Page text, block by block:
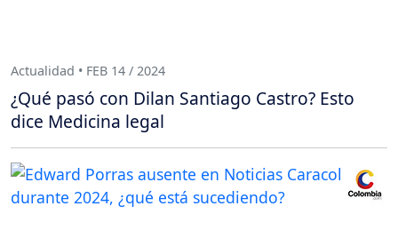
Actualidad • FEB 14 / 2024
¿Qué pasó con Dilan Santiago Castro? Esto
dice Medicina legal